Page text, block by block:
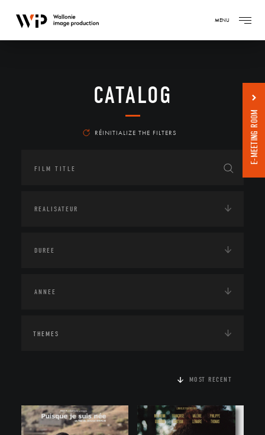
MENU
CATALOG
RÉINITIALIZE THE FILTERS
THEMES
MOST RECENT
E-MEETING ROOM